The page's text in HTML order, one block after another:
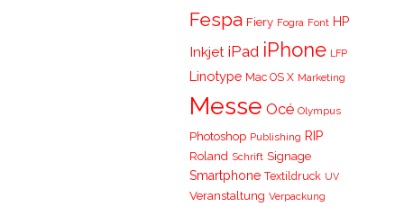
Fespa Fiery Fogra Font HP
Inkjet iPad iPhone LFP
Linotype Mac OS X Marketing
Messe Océ Olympus
Photoshop Publishing RIP
Roland Schrift Signage
Smartphone Textildruck UV
Veranstaltung Verpackung